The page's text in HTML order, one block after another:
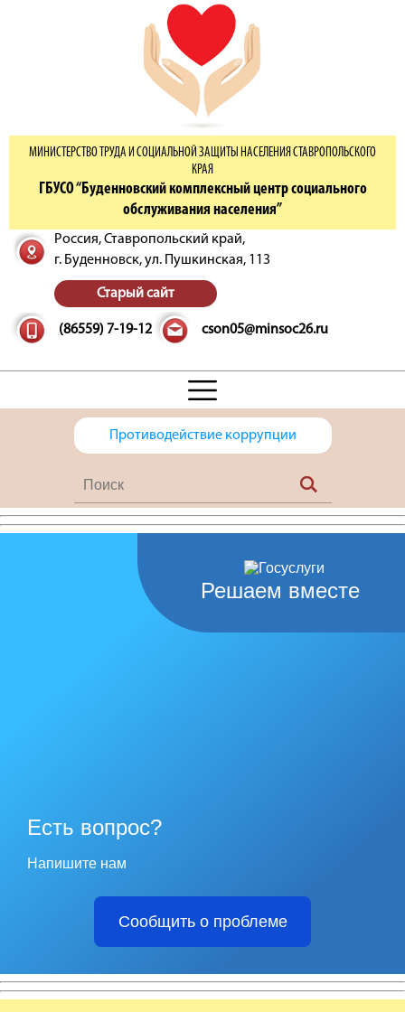
МИНИСТЕРСТВО ТРУДА И СОЦИАЛЬНОЙ ЗАЩИТЫ НАСЕЛЕНИЯ СТАВРОПОЛЬСКОГО
КРАЯ
ГБУСО “Буденновский комплексный центр социального
обслуживания населения”
Россия, Ставропольский край,
г. Буденновск,ул. Пушкинская, 113
Старый сайт
(86559) 7-19-12 cson05@minsoc26.ru
Противодействие коррупции
Решаем вместе
Есть вопрос?
Напишите нам
Сообщить о проблеме